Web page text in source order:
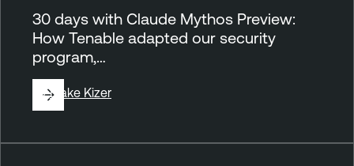
30 days with Claude Mythos Preview:
How Tenable adapted our security
program,…
ByBlake Kizer